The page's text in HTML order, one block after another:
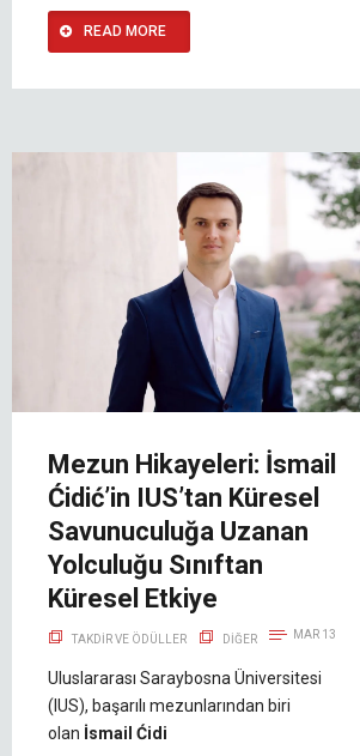
READ MORE
Mezun Hikayeleri: İsmail
Ćidić’in IUS’tan Küresel
Savunuculuğa Uzanan
Yolculuğu Sınıftan
Küresel Etkiye
TAKDIR VE ÖDÜLLER DIĞER MAR 13
Uluslararası Saraybosna Üniversitesi
(IUS), başarılı mezunlarından biri
olan İsmail Ćidi